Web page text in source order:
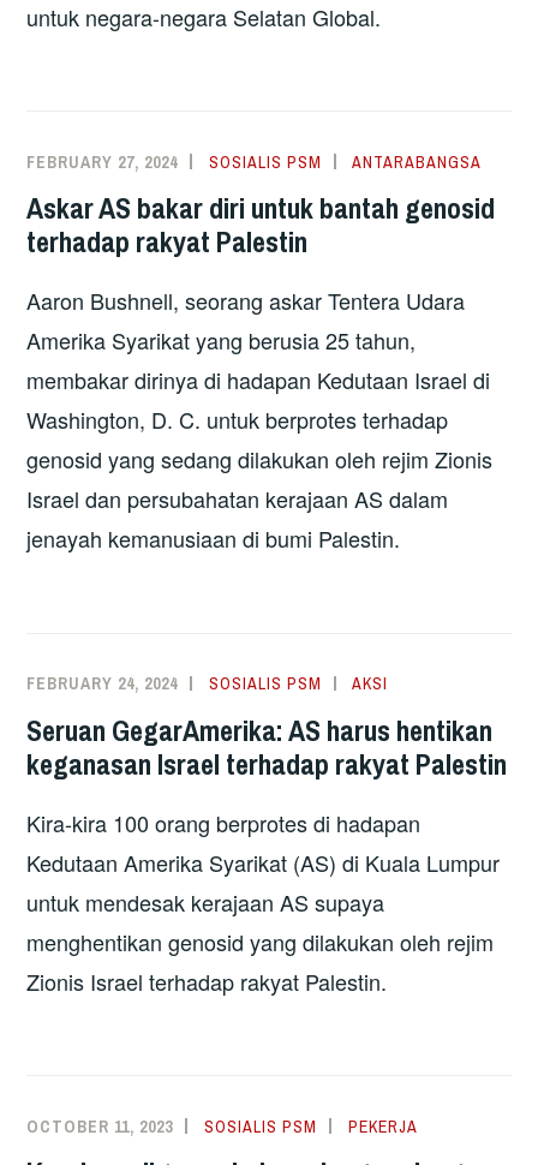
untuk negara-negara Selatan Global.
FEBRUARY 27, 2024 SOSIALIS PSM ANTARABANGSA
Askar AS bakar diri untuk bantah genosid
terhadap rakyat Palestin
Aaron Bushnell, seorang askar Tentera Udara
Amerika Syarikat yang berusia 25 tahun,
membakar dirinya di hadapan Kedutaan Israel di
Washington, D. C. untuk berprotes terhadap
genosid yang sedang dilakukan oleh rejim Zionis
Israel dan persubahatan kerajaan AS dalam
jenayah kemanusiaan di bumi Palestin.
FEBRUARY 24, 2024 SOSIALIS PSM AKSI
Seruan GegarAmerika: AS harus hentikan
keganasan Israel terhadap rakyat Palestin
Kira-kira 100 orang berprotes di hadapan
Kedutaan Amerika Syarikat (AS) di Kuala Lumpur
untuk mendesak kerajaan AS supaya
menghentikan genosid yang dilakukan oleh rejim
Zionis Israel terhadap rakyat Palestin.
OCTOBER 11, 2023 SOSIALIS PSM PEKERJA